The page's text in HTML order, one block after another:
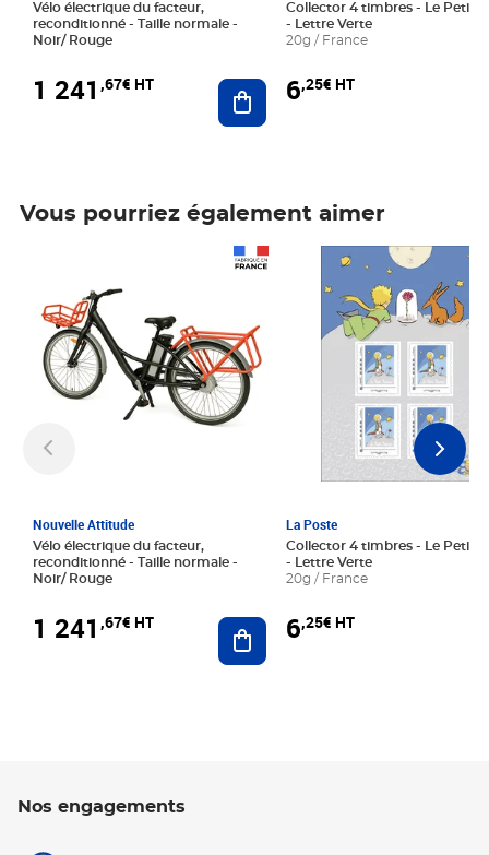
Vélo électrique du facteur,
reconditionné - Taille normale -
Noir/ Rouge
1 241 ,67€ HT Ajouter au panier
Collector 4 timbres - Le Petit
- Lettre Verte
20g / France
6,25€ HT
Vous pourriez également aimer
Nouvelle Attitude
Vélo électrique du facteur,
reconditionné - Taille normale -
Noir/ Rouge
1 241 ,67€ HT Ajouter au panier
La Poste
Collector 4 timbres - Le Petit
- Lettre Verte
20g / France
6,25€ HT
Prix 6,25€ HT
Nos engagements